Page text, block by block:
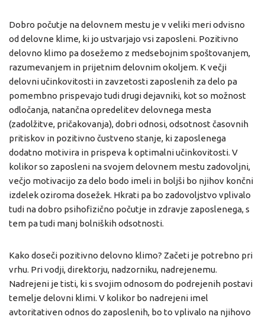
Dobro počutje na delovnem mestu je v veliki meri odvisno
od delovne klime, ki jo ustvarjajo vsi zaposleni. Pozitivno
delovno klimo pa dosežemo z medsebojnim spoštovanjem,
razumevanjem in prijetnim delovnim okoljem. K večji
delovni učinkovitosti in zavzetosti zaposlenih za delo pa
pomembno prispevajo tudi drugi dejavniki, kot so možnost
odločanja, natančna opredelitev delovnega mesta
(zadolžitve, pričakovanja), dobri odnosi, odsotnost časovnih
pritiskov in pozitivno čustveno stanje, ki zaposlenega
dodatno motivira in prispeva k optimalni učinkovitosti. V
kolikor so zaposleni na svojem delovnem mestu zadovoljni,
večjo motivacijo za delo bodo imeli in boljši bo njihov končni
izdelek oziroma dosežek. Hkrati pa bo zadovoljstvo vplivalo
tudi na dobro psihofizično počutje in zdravje zaposlenega, s
tem pa tudi manj bolniških odsotnosti.
Kako doseči pozitivno delovno klimo? Začeti je potrebno pri
vrhu. Pri vodji, direktorju, nadzorniku, nadrejenemu.
Nadrejeni je tisti, ki s svojim odnosom do podrejenih postavi
temelje delovni klimi. V kolikor bo nadrejeni imel
avtoritativen odnos do zaposlenih, bo to vplivalo na njihovo